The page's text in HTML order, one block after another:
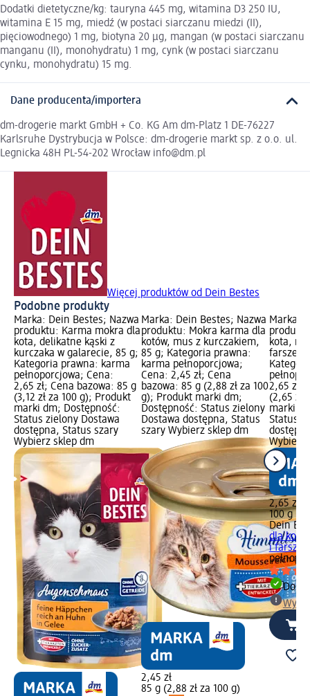
Dodatki dietetyczne/kg: tauryna 445 mg, witamina D3 250 IU,
witamina E 15 mg, miedź (w postaci siarczanu miedzi (II),
pięciowodnego) 1 mg, biotyna 20 μg, mangan (w postaci siarczanu
manganu (II), monohydratu) 1 mg, cynk (w postaci siarczanu
cynku, monohydratu) 15 mg.
Dane producenta/importera
dm-drogerie markt GmbH + Co. KG Am dm-Platz 1 DE-76227
Karlsruhe Dystrybucja w Polsce: dm-drogerie markt sp. z o.o. ul.
Legnicka 48H PL-54-202 Wrocław info@dm.pl
Więcej produktów od Dein Bestes
Podobne produkty
Marka: Dein Bestes; Nazwa
produktu: Karma mokra dla
kota, delikatne kąski z
kurczaka w galarecie, 85 g;
Kategoria prawna: karma
pełnoporcjowa; Cena:
2,65 zł; Cena bazowa: 85 g
(3,12 zł za 100 g); Produkt
marki dm; Dostępność:
Status zielony Dostawa
dostępna, Status szary
Wybierz sklep dm
Marka: Dein Bestes; Nazwa
produktu: Mokra karma dla
kotów, mus z kurczakiem,
85 g; Kategoria prawna:
karma pełnoporcjowa;
Cena: 2,45 zł; Cena
bazowa: 85 g (2,88 zł za 100
g); Produkt marki dm;
Dostępność: Status zielony
Dostawa dostępna, Status
szary Wybierz sklep dm
2,45 zł
85 g (2,88 zł za 100 g)
Marka:
kota,
farszem
2,65 zł;
(2,65 zł
marki
Status
Wybierz
2,65 zł
100 g
Dein
dla
i